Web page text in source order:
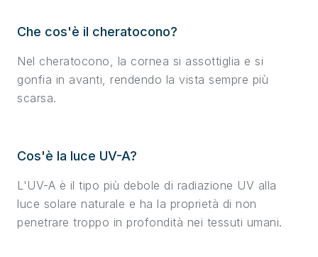
Che cos'è il cheratocono?
Nel cheratocono, la cornea si assottiglia e si
gonfia in avanti, rendendo la vista sempre più
scarsa.
Cos'è la luce UV-A?
L'UV-A è il tipo più debole di radiazione UV alla
luce solare naturale e ha la proprietà di non
penetrare troppo in profondità nei tessuti umani.